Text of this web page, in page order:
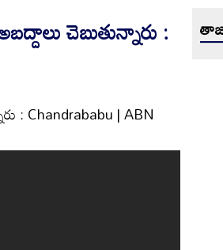
చెబుతున్నారు :
: Chandrababu | ABN